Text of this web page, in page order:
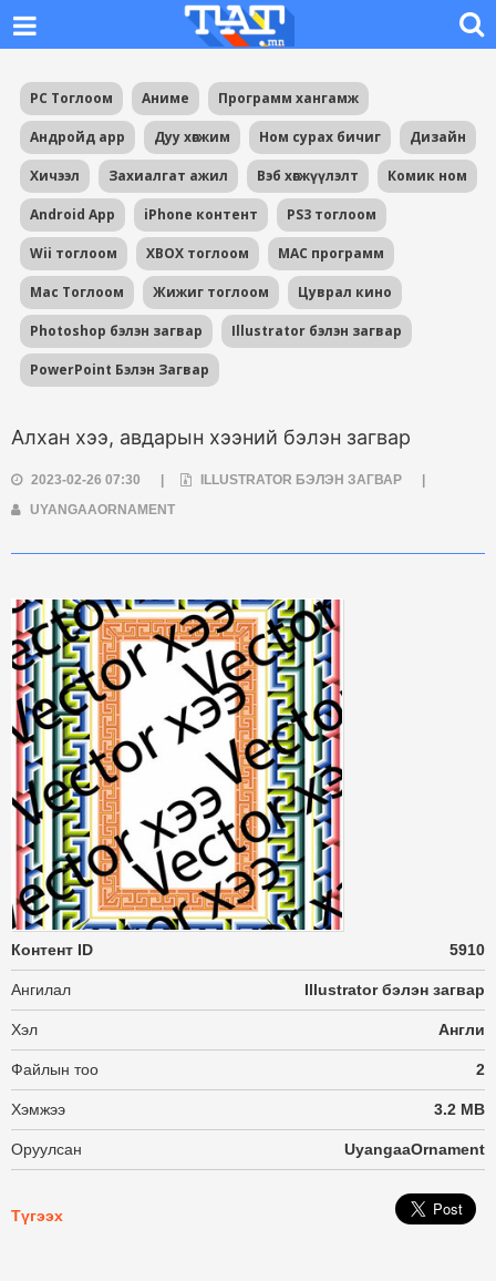
PC Тоглоом Аниме Программ хангамж
Андройд app Дуу хөгжим Ном сурах бичиг Дизайн
Хичээл Захиалгат ажил Вэб хөгжүүлэлт Комик ном
Android App iPhone контент PS3 тоглоом
Wii тоглоом XBOX тоглоом MAC программ
Mac Тоглоом Жижиг тоглоом Цуврал кино
Photoshop бэлэн загвар Illustrator бэлэн загвар
PowerPoint Бэлэн Загвар
Алхан хээ, авдарын хээний бэлэн загвар
2023-02-26 07:30 ILLUSTRATOR БЭЛЭН ЗАГВАР
UYANGAAORNAMENT
Контент ID 5910
Ангилал Illustrator бэлэн загвар
Хэл Англи
Файлын тоо 2
Хэмжээ 3.2 MB
Оруулсан UyangaaOrnament
Түгээх